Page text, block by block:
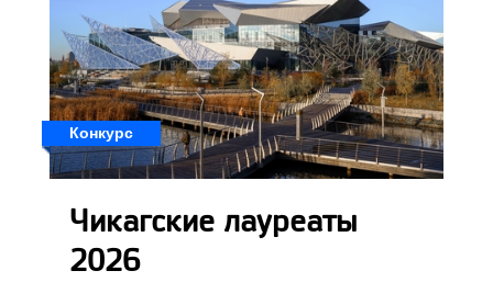
Конкурс
Чикагские лауреаты
2026